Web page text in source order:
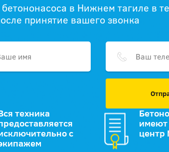
в Нижнем тагиле в
принятие вашего звонка
техника
с
имеют
центр